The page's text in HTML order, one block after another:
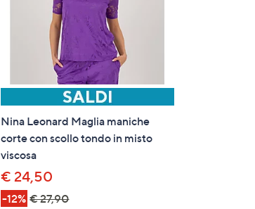
Nina Leonard Maglia maniche
corte con scollo tondo in misto
viscosa
€ 24,50
-12% € 27,90